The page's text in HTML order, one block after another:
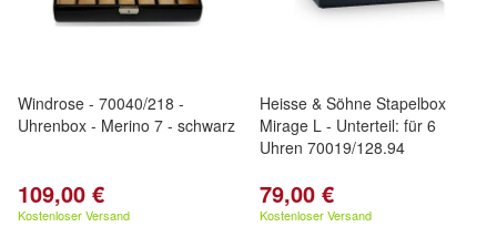
Windrose - 70040/218 -
Uhrenbox - Merino 7 - schwarz
109,00 €
Kostenloser Versand
Heisse & Söhne Stapelbox
Mirage L - Unterteil: für 6
Uhren 70019/128.94
79,00 €
Kostenloser Versand